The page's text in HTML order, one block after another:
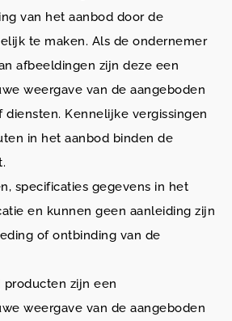
van het aanbod door de
te maken. Als de ondernemer
afbeeldingen zijn deze een
weergave van de aangeboden
Kennelijke vergissingen
in het aanbod binden de
specificaties gegevens in het
en kunnen geen aanleiding zijn
of ontbinding van de
zijn een
weergave van de aangeboden